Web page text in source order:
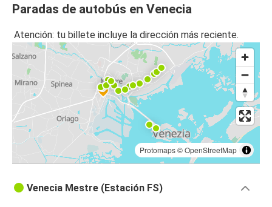
Paradas de autobús en Venecia
Atención: tu billete incluye la dirección más reciente.
Protomaps©OpenStreetMap
Venecia Mestre (Estación FS)